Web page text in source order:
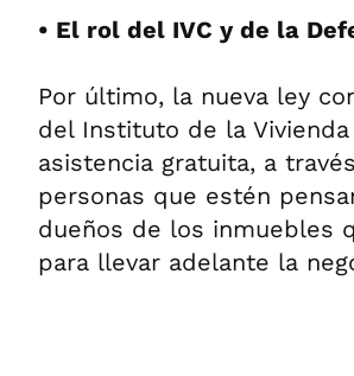
• El rol del IVC y de la
Por último, la nueva ley
del Instituto de la
asistencia gratuita, a
personas que estén
dueños de los inmuebles
para llevar adelante la